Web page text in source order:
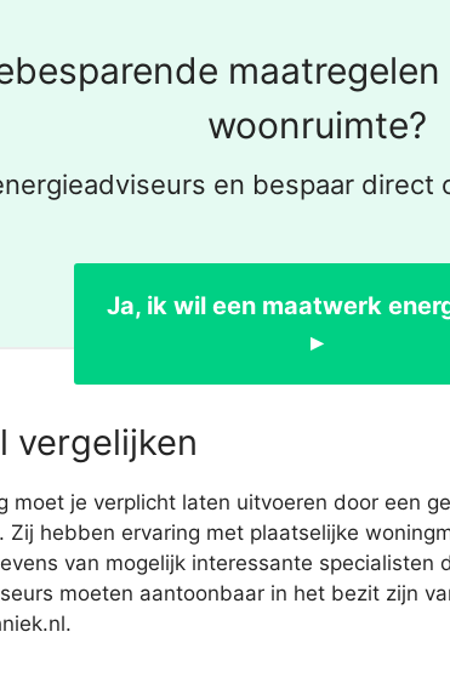
woonruimte?
en bespaar direct
Ja, ik wil een maatwerk
▸
vergelijken
moet je verplicht laten uitvoeren door een
hebben ervaring met plaatselijke
van mogelijk interessante
moeten aantoonbaar in het bezit zijn